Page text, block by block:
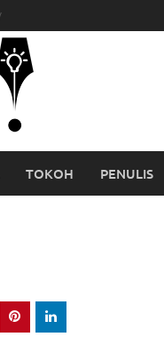
TOKOH PENULIS